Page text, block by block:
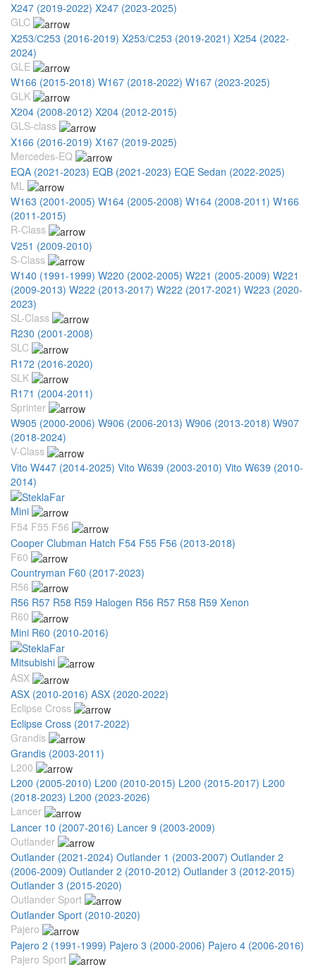
X247 (2019-2022) X247 (2023-2025)
GLC
X253/С253 (2016-2019) X253/С253 (2019-2021) X254 (2022-
2024)
GLE
W166 (2015-2018) W167 (2018-2022) W167 (2023-2025)
GLK
X204 (2008-2012) X204 (2012-2015)
GLS-class
X166 (2016-2019) X167 (2019-2025)
Mercedes-EQ
EQA (2021-2023) EQB (2021-2023) EQE Sedan (2022-2025)
ML
W163 (2001-2005) W164 (2005-2008) W164 (2008-2011) W166
(2011-2015)
R-Class
V251 (2009-2010)
S-Class
W140 (1991-1999) W220 (2002-2005) W221 (2005-2009) W221
(2009-2013) W222 (2013-2017) W222 (2017-2021) W223 (2020-
2023)
SL-Class
R230 (2001-2008)
SLC
R172 (2016-2020)
SLK
R171 (2004-2011)
Sprinter
W905 (2000-2006) W906 (2006-2013) W906 (2013-2018) W907
(2018-2024)
V-Class
Vito W447 (2014-2025) Vito W639 (2003-2010) Vito W639 (2010-
2014)
Mini
F54 F55 F56
Cooper Clubman Hatch F54 F55 F56 (2013-2018)
F60
Countryman F60 (2017-2023)
R56
R56 R57 R58 R59 Halogen R56 R57 R58 R59 Xenon
R60
Mini R60 (2010-2016)
Mitsubishi
ASX
ASX (2010-2016) ASX (2020-2022)
Eclipse Cross
Eclipse Cross (2017-2022)
Grandis
Grandis (2003-2011)
L200
L200 (2005-2010) L200 (2010-2015) L200 (2015-2017) L200
(2018-2023) L200 (2023-2026)
Lancer
Lancer 10 (2007-2016) Lancer 9 (2003-2009)
Outlander
Outlander (2021-2024) Outlander 1 (2003-2007) Outlander 2
(2006-2009) Outlander 2 (2010-2012) Outlander 3 (2012-2015)
Outlander 3 (2015-2020)
Outlander Sport
Outlander Sport (2010-2020)
Pajero
Pajero 2 (1991-1999) Pajero 3 (2000-2006) Pajero 4 (2006-2016)
Pajero Sport